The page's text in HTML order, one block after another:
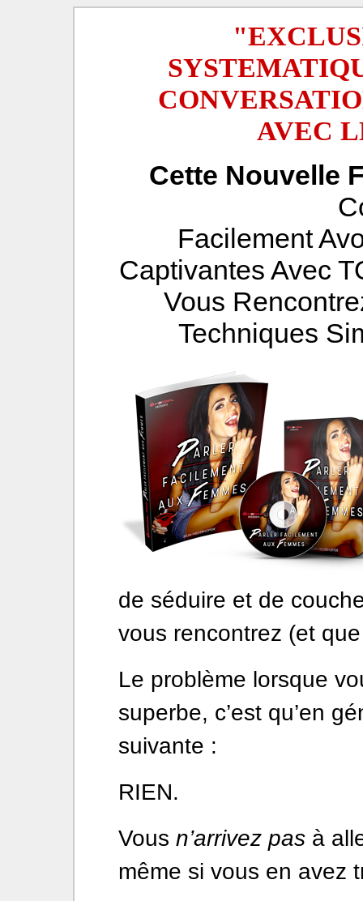
AVEC
Cette Nouvelle
Facilement
Captivantes Avec
Vous
Techniques
de séduire et de
vous rencontrez (et
Le problème lorsque
superbe, c’est qu’en
suivante :
RIEN.
Vous n’arrivez pas à
même si vous en avez